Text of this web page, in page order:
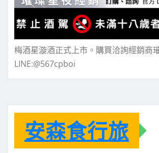
梅酒星漩酒正式上市。購買洽詢經銷商
LINE:@567cpboi
安森食行旅